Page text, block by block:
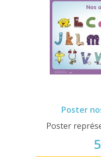
Poster
Poster